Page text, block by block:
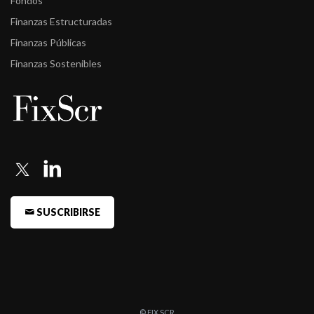
-FIX revisó calificaciones de Sociedades de Garantía Recíproca.
Finanzas Estructuradas
Finanzas Públicas
Finanzas Sostenibles
SUSCRIBIRSE